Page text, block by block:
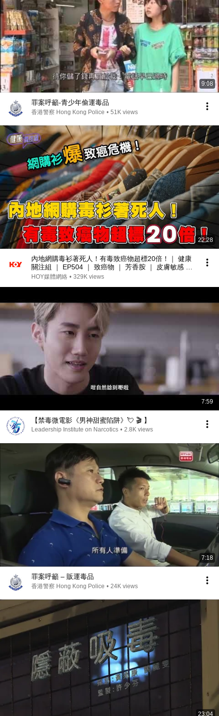
9:08
罪案呼籲-青少年偷運毒品
香港警察 Hong Kong Police • 51K views
22:28
內地網購毒衫著死人！有毒致癌物超標20倍！｜ 健康
關注組 ｜ EP504 ｜ 致癌物 ｜ 芳香胺 ｜ 皮膚敏感 ｜
泌尿系統癌症 ｜ 甲醛 ｜ 吳雲甫 ｜ 麥詩敏 ｜ HOY TV
HOY媒體網絡 • 329K views
7:59
【禁毒微電影《男神甜蜜陷阱》💘 🎬 】
Leadership Institute on Narcotics • 2.8K views
7:18
罪案呼籲 – 販運毒品
香港警察 Hong Kong Police • 24K views
23:04